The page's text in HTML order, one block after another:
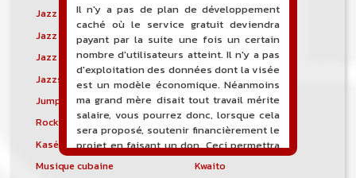
Jazz blues
Jazz modal
Jazz Nouvelle-Orléans
Jazz punk
Jazz vocal
Jazz-funk
Jazzstep
Jersey club
Jump blues
Jump-up
Rock canadien
Kansas City blues
Kasékò
Kizomba
Musique cubaine
Kwaito
Il n'y a pas de plan de développement
caché où le service gratuit deviendra
payant par la suite une fois un certain
nombre d'utilisateurs atteint. Il n'y a pas
d'exploitation des données dont la visée
est un modèle économique. Néanmoins
ma grand mère disait tout travail mérite
salaire, vous pourrez donc, lorsque cela
sera proposé, soutenir financièrement le
projet en faisant un don. Ceci permettra
de financer l'hébergement, le nom de